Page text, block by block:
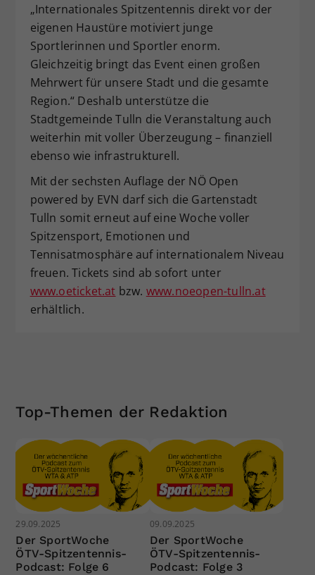
„Internationales Spitzentennis direkt vor der
eigenen Haustüre motiviert junge
Sportlerinnen und Sportler enorm.
Gleichzeitig bringt das Event einen großen
Mehrwert für unsere Stadt und die gesamte
Region.“ Deshalb unterstütze die
Stadtgemeinde Tulln die Veranstaltung auch
weiterhin mit voller Überzeugung – finanziell
ebenso wie infrastrukturell.
Mit der sechsten Auflage der NÖ Open
powered by EVN darf sich die Gartenstadt
Tulln somit erneut auf eine Woche voller
Spitzensport, Emotionen und
Tennisatmosphäre auf internationalem Niveau
freuen. Tickets sind ab sofort unter
www.oeticket.at bzw. www.noeopen-tulln.at
erhältlich.
Top-Themen der Redaktion
29.09.2025
Der SportWoche
ÖTV-Spitzentennis-
Podcast: Folge 6
09.09.2025
Der SportWoche
ÖTV-Spitzentennis-
Podcast: Folge 3